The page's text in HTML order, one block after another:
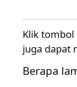
Klik tombol
juga dapat
Berapa